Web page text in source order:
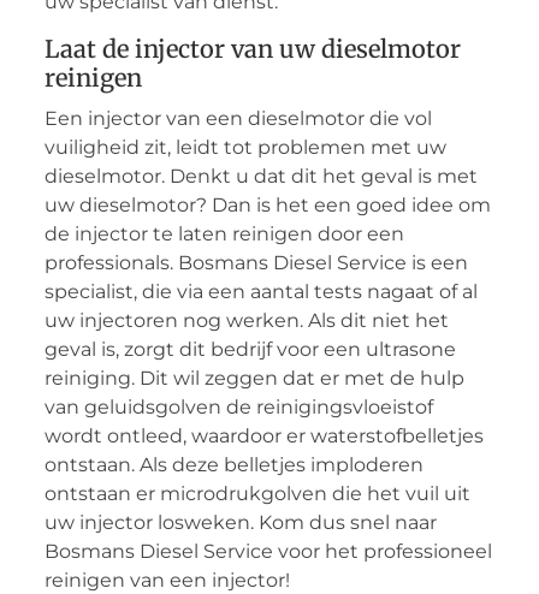
Laat de injector van uw dieselmotor
reinigen
Een injector van een dieselmotor die vol
vuiligheid zit, leidt tot problemen met uw
dieselmotor. Denkt u dat dit het geval is met
uw dieselmotor? Dan is het een goed idee om
de injector te laten reinigen door een
professionals. Bosmans Diesel Service is een
specialist, die via een aantal tests nagaat of al
uw injectoren nog werken. Als dit niet het
geval is, zorgt dit bedrijf voor een ultrasone
reiniging. Dit wil zeggen dat er met de hulp
van geluidsgolven de reinigingsvloeistof
wordt ontleed, waardoor er waterstofbelletjes
ontstaan. Als deze belletjes imploderen
ontstaan er microdrukgolven die het vuil uit
uw injector losweken. Kom dus snel naar
Bosmans Diesel Service voor het professioneel
reinigen van een injector!